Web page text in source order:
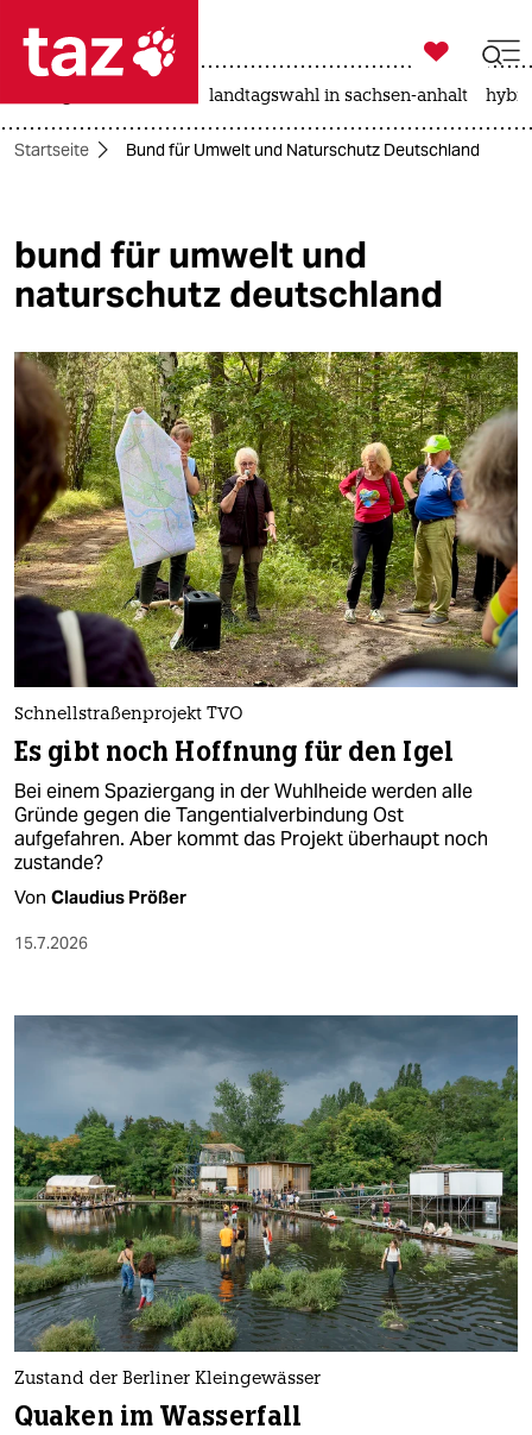
 taz zahl ich
taz zahl ich
politik
gesellschaft
kultur
sport
berlin
nord
wahrheit
verlag
verlag
veranstaltungen
shop
unterstützen
epaper login

taz zahl ich
landtagswahl in sachsen-anhalt
Startseite Bund für Umwelt und Naturschutz Deutschland
bund für umwelt und
naturschutz deutschland
Schnellstraßenprojekt TVO
Es gibt noch Hoffnung für den Igel
Bei einem Spaziergang in der Wuhlheide werden alle
Gründe gegen die Tangentialverbindung Ost
aufgefahren. Aber kommt das Projekt überhaupt noch
zustande?
Von Claudius Prößer
15.7.2026
Zustand der Berliner Kleingewässer
Quaken im Wasserfall